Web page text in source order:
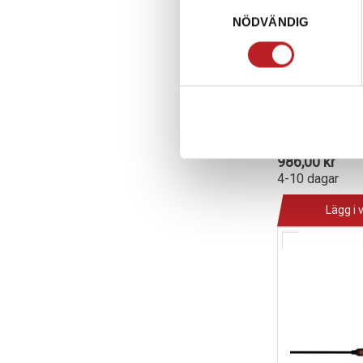
NÖDVÄNDIG
986,00 kr
4-10 dagar
Lägg i